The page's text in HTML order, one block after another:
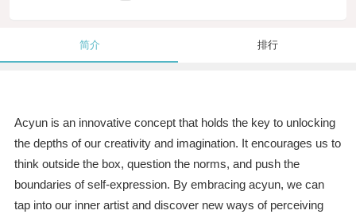
简介 排行
Acyun is an innovative concept that holds the key to unlocking
the depths of our creativity and imagination. It encourages us to
think outside the box, question the norms, and push the
boundaries of self-expression. By embracing acyun, we can
tap into our inner artist and discover new ways of perceiving